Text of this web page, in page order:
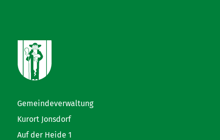
Gemeindeverwaltung
Kurort Jonsdorf
Auf der Heide 1